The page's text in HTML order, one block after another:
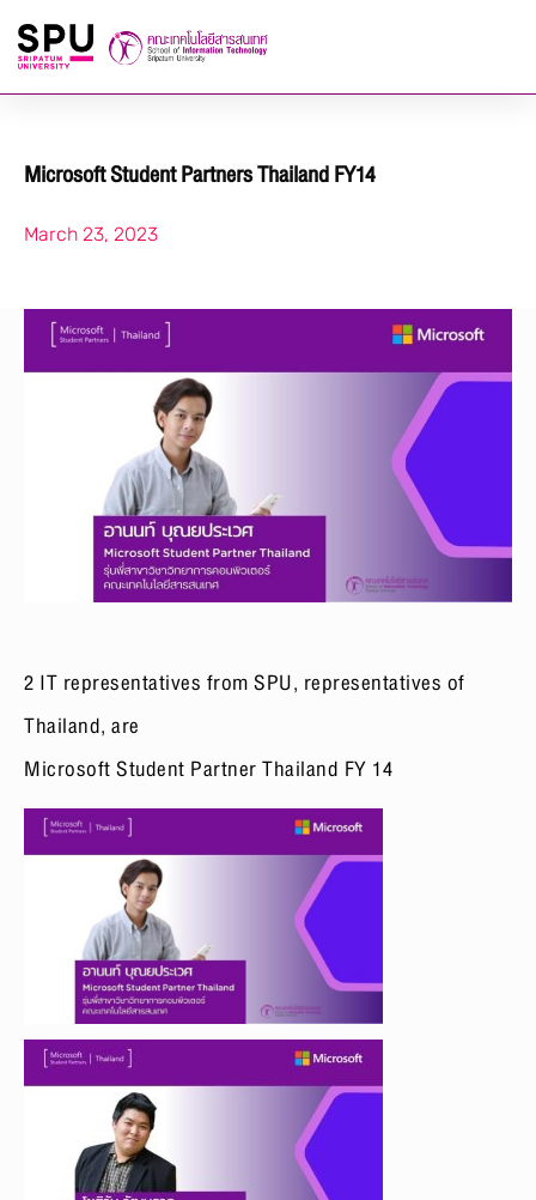
Microsoft Student Partners Thailand FY14
March 23, 2023
2 IT representatives from SPU, representatives of
Thailand, are
Microsoft Student Partner Thailand FY 14